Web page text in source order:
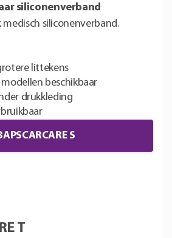
siliconenverband
siliconenverband.
littekens
beschikbaar
drukkleding
S
T